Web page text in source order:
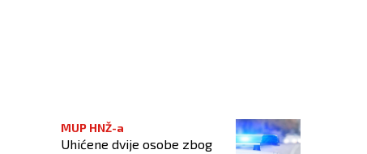
ustaštva
MUP HNŽ-a
Uhićene dvije osobe zbog